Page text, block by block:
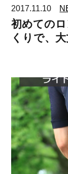
2017.11.10
初めての
くりで、